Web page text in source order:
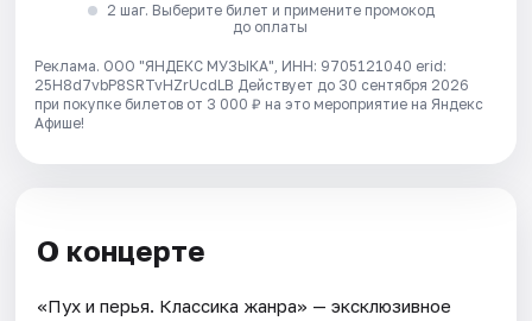
2 шаг. Выберите билет и примените промокод
до оплаты
Реклама. ООО "ЯНДЕКС МУЗЫКА", ИНН: 9705121040 erid:
25H8d7vbP8SRTvHZrUcdLB Действует до 30 сентября 2026
при покупке билетов от 3 000 ₽ на это мероприятие на Яндекс
Афише!
О концерте
«Пух и перья. Классика жанра» — эксклюзивное